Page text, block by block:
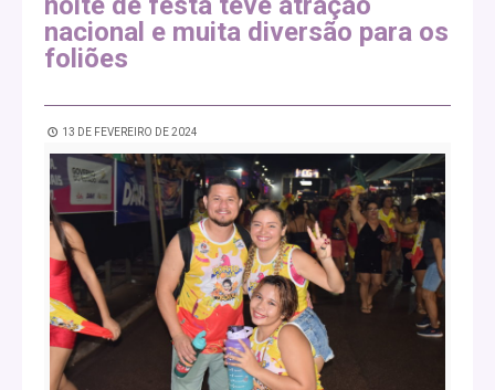
nacional e muita diversão para os
foliões
13 DE FEVEREIRO DE 2024